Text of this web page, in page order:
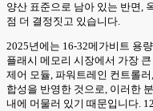
양산 표준으로 남아 있는 반면,
점 더 결정짓고 있습니다.
2025년에는 16-32메가비트 용
플래시 메모리 시장에서 가장
제어 모듈, 파워트레인 컨트롤
합성을 반영한 것으로, 이러한
내에 머물러 있기 때문입니다.